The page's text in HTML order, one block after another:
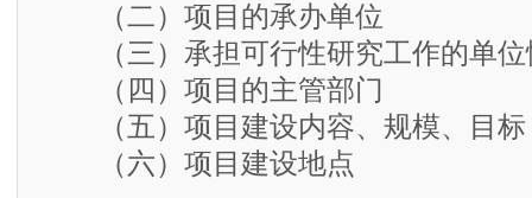
（二）项目的承办单位
（三）承担可行性研究工作的单位
（四）项目的主管部门
（五）项目建设内容、规模、目标
（六）项目建设地点